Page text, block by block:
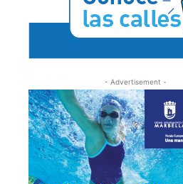
- Advertisement -